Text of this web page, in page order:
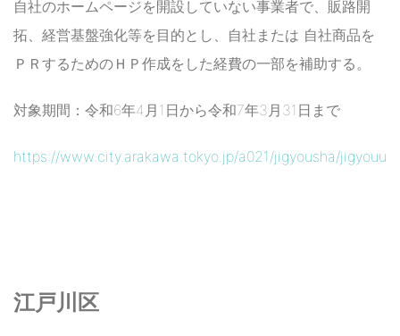
自社のホームページを開設していない事業者で、販路開
拓、経営基盤強化等を目的とし、自社または 自社商品を
ＰＲするためのＨＰ作成をした経費の一部を補助する。
対象期間：令和6年4月1日から令和7年3月31日まで
https://www.city.arakawa.tokyo.jp/a021/jigyousha/
江戸川区